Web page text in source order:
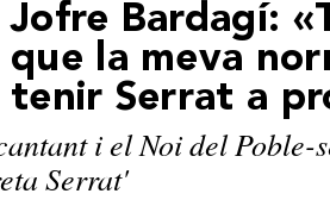
Jofre Bardagí:
que la meva
tenir Serrat a
i el Noi del Poble-
Serrat'